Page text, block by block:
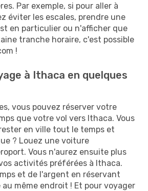
Par exemple, si pour aller à
éviter les escales, prendre une
en particulier ou n'afficher que
tranche horaire, c'est possible
!
à Ithaca en quelques
vous pouvez réserver votre
que votre vol vers Ithaca. Vous
en ville tout le temps et
? Louez une voiture
Vous n'aurez ensuite plus
activités préférées à Ithaca.
et de l'argent en réservant
même endroit ! Et pour voyager